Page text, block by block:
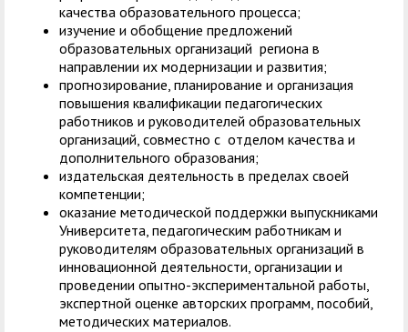
качества образовательного процесса;
изучение и обобщение предложений
образовательных организаций региона в
направлении их модернизации и развития;
прогнозирование, планирование и организация
повышения квалификации педагогических
работников и руководителей образовательных
организаций, совместно с отделом качества и
дополнительного образования;
издательская деятельность в пределах своей
компетенции;
оказание методической поддержки выпускниками
Университета, педагогическим работникам и
руководителям образовательных организаций в
инновационной деятельности, организации и
проведении опытно-экспериментальной работы,
экспертной оценке авторских программ, пособий,
методических материалов.